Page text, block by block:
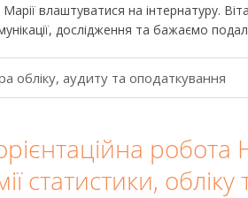
влаштуватися на інтернатуру.
дослідження та бажаємо
обліку, аудиту та оподаткування
робота
статистики, обліку